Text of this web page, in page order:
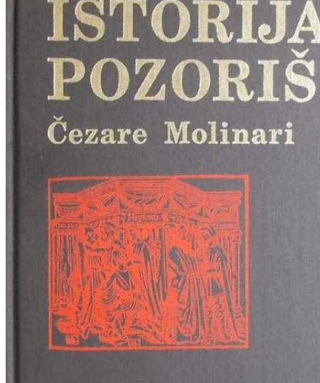
FILOZOFIJA, SOCIOLOGIJA, ANTROPOLOGIJA
FOTOGRAFIJA
GLAZBENA UMJETNOST
KAZALIŠTE, FILM
DO RELIGIJA
KNJIŽEVNOST
LIKOVNA UMJETNOST
LJEKOVITO BILJE I ZDRAVLJE
POVIJEST I PUBLICISTIKA
PRIRODNE ZNANOSTI
PSIHOLOGIJA, POPULARNA PSIHOLOGIJA,
RELIGIJA
OD RJEČNIKA
DO ZEMLJOVIDA
RJEČNICI, GRAMATIKE, PRAVOPISI…
ŠAH
SPORT
STRIPOVI
TEHNIČKE ZNANOSTI
TEORIJA I POVIJEST KNJIŽEVNOSTI
VEDUTE
ZAGREB
ZEMLJOVIDI
Otkup knjiga
O nama
Novosti
AKCIJA